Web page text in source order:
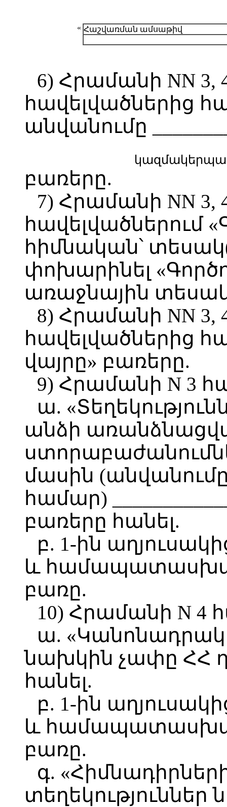
« Հաշվառման ամսաթիվ
6) Հրամանի NN 3,
հավելվածներից
անվանումը
բառերը.
7) Հրամանի NN 3,
հավելվածներում
հիմնական՝
փոխարինել
առաջնային
8) Հրամանի NN 3,
հավելվածներից
վայրը» բառերը.
9) Հրամանի N 3
ա.
անձի
մասին
համար)
բառերը հանել.
բ. 1-ին
և
բառը.
10) Հրամանի N 4
ա.
նախկին չափը ՀՀ
հանել.
բ. 1-ին
և
բառը.
գ.
տեղեկություններ